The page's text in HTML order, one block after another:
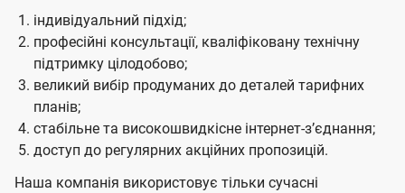
індивідуальний підхід;
професійні консультації, кваліфіковану технічну
підтримку цілодобово;
великий вибір продуманих до деталей тарифних
планів;
стабільне та високошвидкісне інтернет-зʼєднання;
доступ до регулярних акційних пропозицій.
Наша компанія використовує тільки сучасні